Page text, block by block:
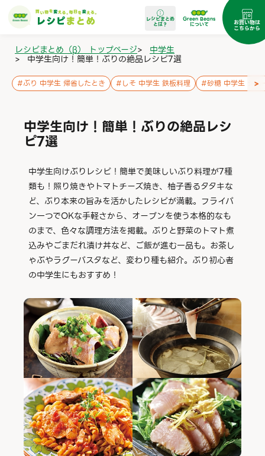
レシピまとめ
とは？
Green Beans
について お買い物は
こちらから
レシピまとめ（β） トップページ> 中学生
> 中学生向け！簡単！ぶりの絶品レシピ7選
#ぶり 中学生 帰省したとき #しそ 中学生 鉄板料理 #砂糖 中学生 ジュ
>
中学生向け！簡単！ぶりの絶品レシ
ピ7選
中学生向けぶりレシピ！簡単で美味しいぶり料理が7種
類も！照り焼きやトマトチーズ焼き、柚子香るタタキな
ど、ぶり本来の旨みを活かしたレシピが満載。フライパ
ン一つでOKな手軽さから、オーブンを使う本格的なも
のまで、色々な調理方法を掲載。ぶりと野菜のトマト煮
込みやごまだれ漬け丼など、ご飯が進む一品も。お茶し
ゃぶやラグーパスタなど、変わり種も紹介。ぶり初心者
の中学生にもおすすめ！